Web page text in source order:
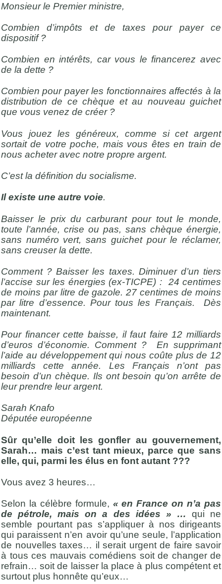
Monsieur le Premier ministre,
Combien d’impôts et de taxes pour payer ce
dispositif ?
Combien en intérêts, car vous le financerez avec
de la dette ?
Combien pour payer les fonctionnaires affectés à la
distribution de ce chèque et au nouveau guichet
que vous venez de créer ?
Vous jouez les généreux, comme si cet argent
sortait de votre poche, mais vous êtes en train de
nous acheter avec notre propre argent.
C’est la définition du socialisme.
Il existe une autre voie.
Baisser le prix du carburant pour tout le monde,
toute l’année, crise ou pas, sans chèque énergie,
sans numéro vert, sans guichet pour le réclamer,
sans creuser la dette.
Comment ? Baisser les taxes. Diminuer d’un tiers
l’accise sur les énergies (ex-TICPE) : 24 centimes
de moins par litre de gazole. 27 centimes de moins
par litre d’essence. Pour tous les Français. Dès
maintenant.
Pour financer cette baisse, il faut faire 12 milliards
d’euros d’économie. Comment ? En supprimant
l’aide au développement qui nous coûte plus de 12
milliards cette année. Les Français n’ont pas
besoin d’un chèque. Ils ont besoin qu’on arrête de
leur prendre leur argent.
Sarah Knafo
Députée européenne
Sûr qu’elle doit les gonfler au gouvernement,
Sarah… mais c’est tant mieux, parce que sans
elle, qui, parmi les élus en font autant ???
Vous avez 3 heures…
Selon la célèbre formule, « en France on n’a pas
de pétrole, mais on a des idées » … qui ne
semble pourtant pas s’appliquer à nos dirigeants
qui paraissent n’en avoir qu’une seule, l’application
de nouvelles taxes… il serait urgent de faire savoir
à tous ces mauvais comédiens soit de changer de
refrain… soit de laisser la place à plus compétent et
surtout plus honnête qu’eux…